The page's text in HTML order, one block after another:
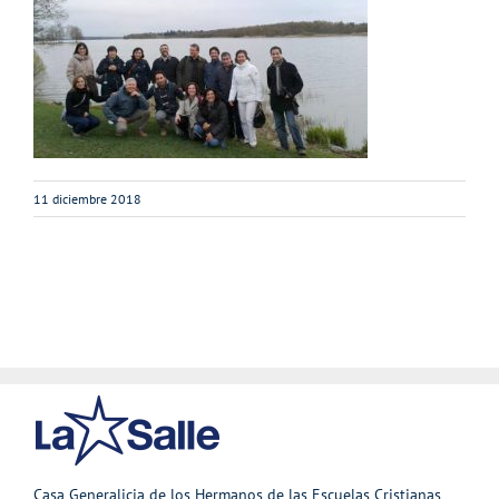
11 diciembre 2018
Casa Generalicia de los Hermanos de las Escuelas Cristianas